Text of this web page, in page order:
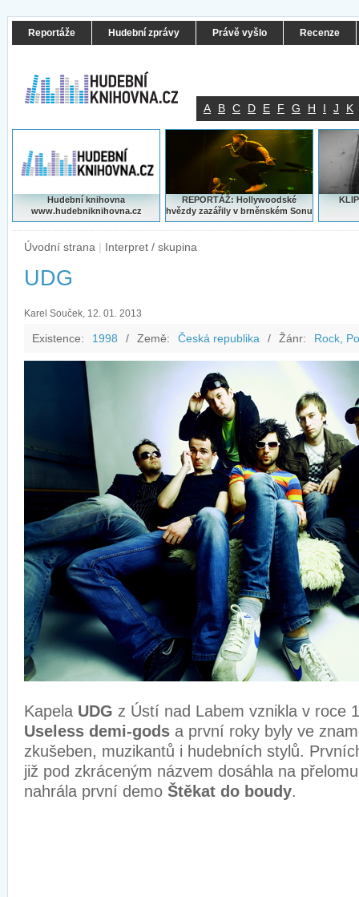
Reportáže Hudební zprávy Právě vyšlo Recenze
A B C D E F G H I J K
Hudební knihovna
www.hudebniknihovna.cz
REPORTÁŽ: Hollywoodské
hvězdy zazářily v brněnském Sonu
Úvodní strana | Interpret / skupina
UDG
Karel Souček, 12. 01. 2013
Existence: 1998 / Země: Česká republika / Žánr: Rock,
Kapela UDG z Ústí nad Labem vznikla v roce
Useless demi-gods a první roky byly ve
zkušeben, muzikantů i hudebních stylů.
již pod zkráceným názvem dosáhla na
nahrála první demo Štěkat do boudy.